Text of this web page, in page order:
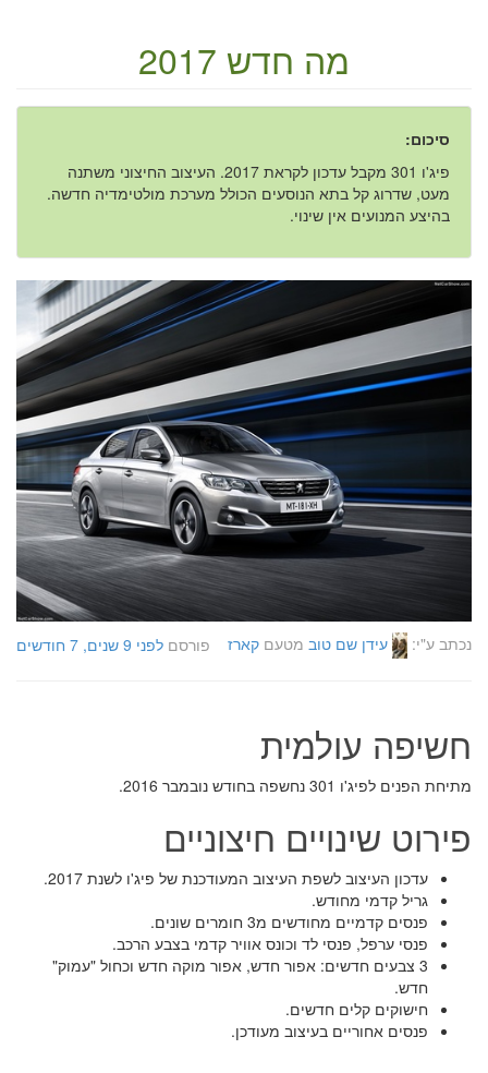
מה חדש 2017
סיכום:
פיג'ו 301 מקבל עדכון לקראת 2017. העיצוב החיצוני משתנה
מעט, שדרוג קל בתא הנוסעים הכולל מערכת מולטימדיה חדשה.
בהיצע המנועים אין שינוי.
נכתב ע"י: עידן שם טוב מטעם קארז פורסם לפני 9 שנים, 7 חודשים
חשיפה עולמית
מתיחת הפנים לפיג'ו 301 נחשפה בחודש נובמבר 2016.
פירוט שינויים חיצוניים
עדכון העיצוב לשפת העיצוב המעודכנת של פיג'ו לשנת 2017.
גריל קדמי מחודש.
פנסים קדמיים מחודשים מ3 חומרים שונים.
פנסי ערפל, פנסי לד וכונס אוויר קדמי בצבע הרכב.
3 צבעים חדשים: אפור חדש, אפור מוקה חדש וכחול "עמוק"
חדש.
חישוקים קלים חדשים.
פנסים אחוריים בעיצוב מעודכן.